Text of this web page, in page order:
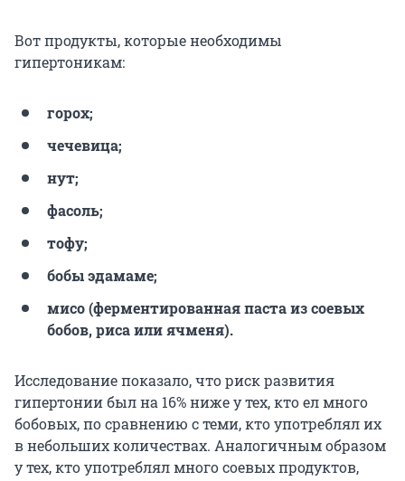
Вот продукты, которые необходимы
гипертоникам:
горох;
чечевица;
нут;
фасоль;
тофу;
бобы эдамаме;
мисо (ферментированная паста из соевых
бобов, риса или ячменя).
Исследование показало, что риск развития
гипертонии был на 16% ниже у тех, кто ел много
бобовых, по сравнению с теми, кто употреблял их
в небольших количествах. Аналогичным образом
у тех, кто употреблял много соевых продуктов,